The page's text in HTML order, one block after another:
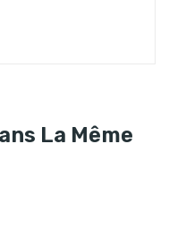
La Même